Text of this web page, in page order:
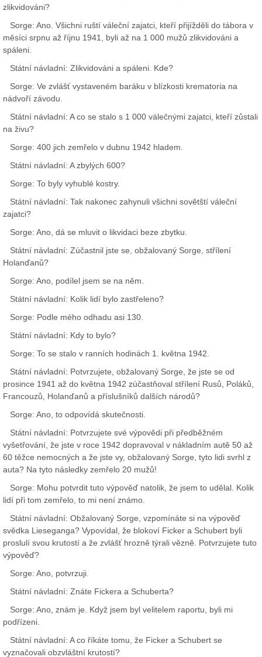
zlikvidováni?
Sorge: Ano. Všichni ruští váleční zajatci, kteří přijížděli do tábora v
měsíci srpnu až říjnu 1941, byli až na 1 000 mužů zlikvidováni a
spáleni.
Státní návladní: Zlikvidováni a spáleni. Kde?
Sorge: Ve zvlášť vystaveném baráku v blízkosti krematoria na
nádvoří závodu.
Státní návladní: A co se stalo s 1 000 válečnými zajatci, kteří zůstali
na živu?
Sorge: 400 jich zemřelo v dubnu 1942 hladem.
Státní návladní: A zbylých 600?
Sorge: To byly vyhublé kostry.
Státní návladní: Tak nakonec zahynuli všichni sovětští váleční
zajatci?
Sorge: Ano, dá se mluvit o likvidaci beze zbytku.
Státní návladní: Zúčastnil jste se, obžalovaný Sorge, střílení
Holanďanů?
Sorge: Ano, podílel jsem se na něm.
Státní návladní: Kolik lidí bylo zastřeleno?
Sorge: Podle mého odhadu asi 130.
Státní návladní: Kdy to bylo?
Sorge: To se stalo v ranních hodinách 1. května 1942.
Státní návladní: Potvrzujete, obžalovaný Sorge, že jste se od
prosince 1941 až do května 1942 zúčastňoval střílení Rusů, Poláků,
Francouzů, Holanďanů a příslušníků dalších národů?
Sorge: Ano, to odpovídá skutečnosti.
Státní návladní: Potvrzujete své výpovědi při předběžném
vyšetřování, že jste v roce 1942 dopravoval v nákladním autě 50 až
60 těžce nemocných a že jste vy, obžalovaný Sorge, tyto lidi svrhl z
auta? Na tyto následky zemřelo 20 mužů!
Sorge: Mohu potvrdit tuto výpověď natolik, že jsem to udělal. Kolik
lidí při tom zemřelo, to mi není známo.
Státní návladní: Obžalovaný Sorge, vzpomínáte si na výpověď
svědka Lieseganga? Vypovídal, že blokoví Ficker a Schubert byli
proslulí svou krutostí a že zvlášť hrozně týrali vězně. Potvrzujete tuto
výpověď?
Sorge: Ano, potvrzuji.
Státní návladní: Znáte Fickera a Schuberta?
Sorge: Ano, znám je. Když jsem byl velitelem raportu, byli mi
podřízeni.
Státní návladní: A co říkáte tomu, že Ficker a Schubert se
vyznačovali obzvláštní krutostí?